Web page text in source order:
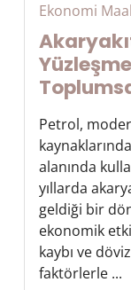
Ekonomi
Petrol,
alanında
yıllarda
geldiği bir
ekonomik
kaybı ve
faktörlerle ...